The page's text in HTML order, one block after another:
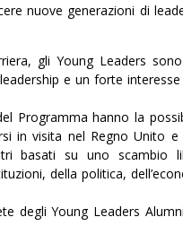
nuove generazioni di
gli Young Leaders
e un forte
Programma hanno la
in visita nel Regno Unito
basati su uno scambio
della politica,
degli Young Leaders